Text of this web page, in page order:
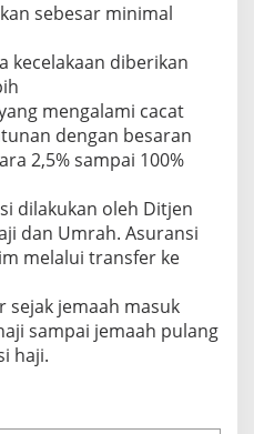
sebesar minimal
kecelakaan diberikan
mengalami cacat
dengan besaran
2,5% sampai 100%
dilakukan oleh Ditjen
dan Umrah. Asuransi
melalui transfer ke
sejak jemaah masuk
sampai jemaah pulang
haji.